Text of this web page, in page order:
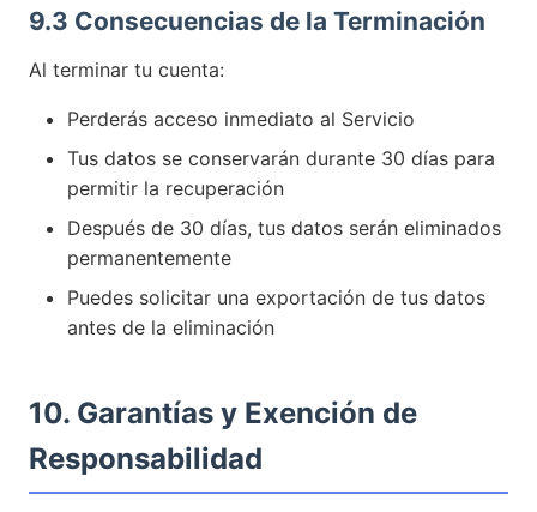
9.3 Consecuencias de la Terminación
Al terminar tu cuenta:
Perderás acceso inmediato al Servicio
Tus datos se conservarán durante 30 días para
permitir la recuperación
Después de 30 días, tus datos serán eliminados
permanentemente
Puedes solicitar una exportación de tus datos
antes de la eliminación
10. Garantías y Exención de
Responsabilidad